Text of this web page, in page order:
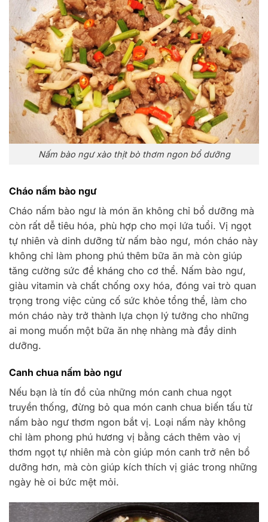
Nấm bào ngư xào thịt bò thơm ngon bổ dưỡng
Cháo nấm bào ngư
Cháo nấm bào ngư là món ăn không chỉ bổ dưỡng mà
còn rất dễ tiêu hóa, phù hợp cho mọi lứa tuổi. Vị ngọt
tự nhiên và dinh dưỡng từ nấm bào ngư, món cháo này
không chỉ làm phong phú thêm bữa ăn mà còn giúp
tăng cường sức đề kháng cho cơ thể. Nấm bào ngư,
giàu vitamin và chất chống oxy hóa, đóng vai trò quan
trọng trong việc củng cố sức khỏe tổng thể, làm cho
món cháo này trở thành lựa chọn lý tưởng cho những
ai mong muốn một bữa ăn nhẹ nhàng mà đầy dinh
dưỡng.
Canh chua nấm bào ngư
Nếu bạn là tín đồ của những món canh chua ngọt
truyền thống, đừng bỏ qua món canh chua biến tấu từ
nấm bào ngư thơm ngon bắt vị. Loại nấm này không
chỉ làm phong phú hương vị bằng cách thêm vào vị
thơm ngọt tự nhiên mà còn giúp món canh trở nên bổ
dưỡng hơn, mà còn giúp kích thích vị giác trong những
ngày hè oi bức mệt mỏi.